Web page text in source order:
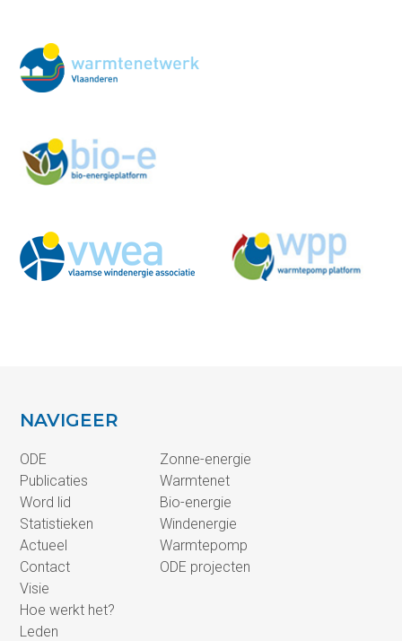
NAVIGEER
ODE
Publicaties
Word lid
Statistieken
Actueel
Contact
Visie
Hoe werkt het?
Leden
Zonne-energie
Warmtenet
Bio-energie
Windenergie
Warmtepomp
ODE projecten